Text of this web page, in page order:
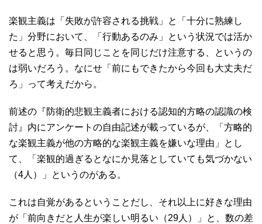
楽観主義は「失敗が許容される挑戦」と「十分に熟練し
た」分野において、「行動あるのみ」という状況では活か
せると思う。毎日同じことを同じだけ注意する、というの
は弱いだろう。なにせ「前にもできたから今回も大丈夫だ
ろ」って考えだから。
前述の『防衛的悲観主義者における認知的方略の認識の検
討』内にアンケートの自由記述が載っているが、「方略的
な楽観主義が他の方略的な楽観主義を嫌いな理由」とし
て、「楽観的過ぎるとなにか見落としていても気づかない
（4人）」というのがある。
これは自覚があるということだし、それ以上に好きな理由
が「前向きだと人生が楽しい明るい（29人）」と、数の差